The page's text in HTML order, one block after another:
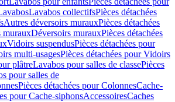
Lavabos collectifsPièces détachées
Autres déversoirs murauxPièces détachées
murauxDéversoirs murauxPièces détachées
Vidoirs suspendusPièces détachées pour
multi-usagesPièces détachées pour Vidoirs
plâtreLavabos pour salles de classePièces
pour salles de
Pièces détachées pour ColonnesCache-
pour Cache-siphonsAccessoiresCaches